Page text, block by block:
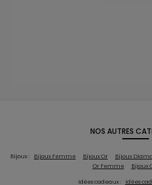
NOS AUTRES
Bijoux : Bijoux Femme Bijoux Or Bijoux
Or Femme
Bijoux
Idées cadeaux : Idées